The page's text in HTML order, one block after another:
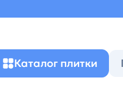
Каталог плитки